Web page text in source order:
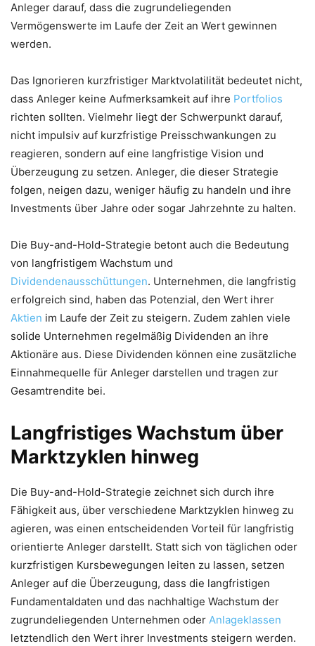
Anleger darauf, dass die zugrundeliegenden
Vermögenswerte im Laufe der Zeit an Wert gewinnen
werden.
Das Ignorieren kurzfristiger Marktvolatilität bedeutet nicht,
dass Anleger keine Aufmerksamkeit auf ihre Portfolios
richten sollten. Vielmehr liegt der Schwerpunkt darauf,
nicht impulsiv auf kurzfristige Preisschwankungen zu
reagieren, sondern auf eine langfristige Vision und
Überzeugung zu setzen. Anleger, die dieser Strategie
folgen, neigen dazu, weniger häufig zu handeln und ihre
Investments über Jahre oder sogar Jahrzehnte zu halten.
Die Buy-and-Hold-Strategie betont auch die Bedeutung
von langfristigem Wachstum und
Dividendenausschüttungen. Unternehmen, die langfristig
erfolgreich sind, haben das Potenzial, den Wert ihrer
Aktien im Laufe der Zeit zu steigern. Zudem zahlen viele
solide Unternehmen regelmäßig Dividenden an ihre
Aktionäre aus. Diese Dividenden können eine zusätzliche
Einnahmequelle für Anleger darstellen und tragen zur
Gesamtrendite bei.
Langfristiges Wachstum über
Marktzyklen hinweg
Die Buy-and-Hold-Strategie zeichnet sich durch ihre
Fähigkeit aus, über verschiedene Marktzyklen hinweg zu
agieren, was einen entscheidenden Vorteil für langfristig
orientierte Anleger darstellt. Statt sich von täglichen oder
kurzfristigen Kursbewegungen leiten zu lassen, setzen
Anleger auf die Überzeugung, dass die langfristigen
Fundamentaldaten und das nachhaltige Wachstum der
zugrundeliegenden Unternehmen oder Anlageklassen
letztendlich den Wert ihrer Investments steigern werden.